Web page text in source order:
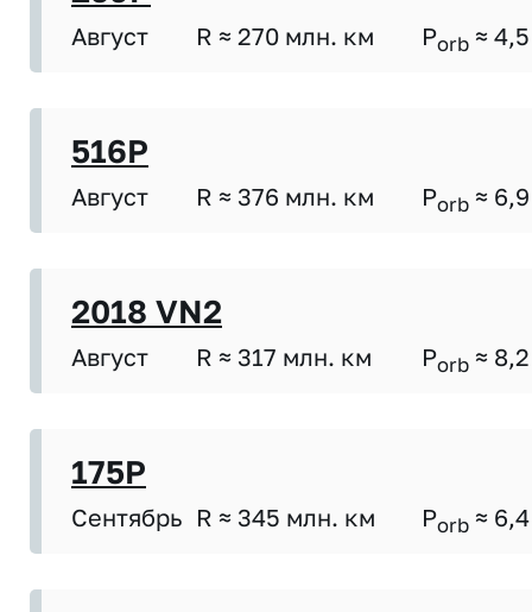
Август R ≈ 270 млн. км Porb ≈ 4,5
516P
Август R ≈ 376 млн. км Porb ≈ 6,9
2018 VN2
Август R ≈ 317 млн. км Porb ≈ 8,2
175P
Сентябрь R ≈ 345 млн. км Porb ≈ 6,4